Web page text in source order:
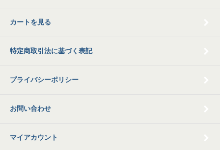
カートを見る
特定商取引法に基づく表記
プライバシーポリシー
お問い合わせ
マイアカウント